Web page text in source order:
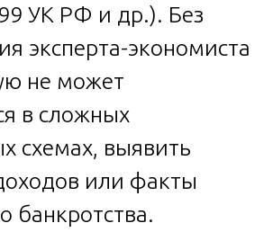
УК РФ и др.). Без
эксперта-экономиста
не может
в сложных
схемах, выявить
или факты
банкротства.